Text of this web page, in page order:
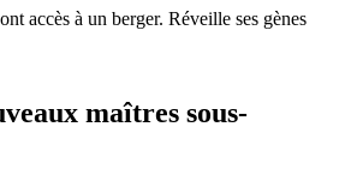
accès à un berger. Réveille ses gènes
maîtres sous-